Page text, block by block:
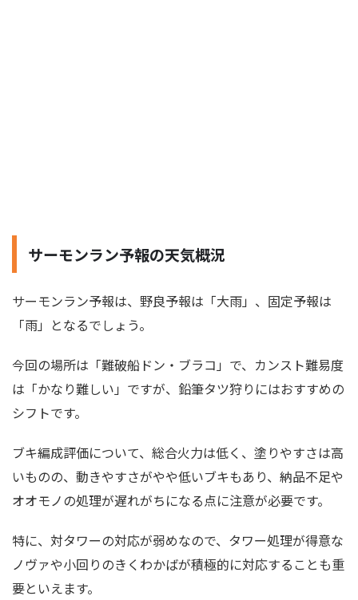
サーモンラン予報の天気概況
サーモンラン予報は、野良予報は「大雨」、固定予報は
「雨」となるでしょう。
今回の場所は「難破船ドン・ブラコ」で、カンスト難易度
は「かなり難しい」ですが、鉛筆タツ狩りにはおすすめの
シフトです。
ブキ編成評価について、総合火力は低く、塗りやすさは高
いものの、動きやすさがやや低いブキもあり、納品不足や
オオモノの処理が遅れがちになる点に注意が必要です。
特に、対タワーの対応が弱めなので、タワー処理が得意な
ノヴァや小回りのきくわかばが積極的に対応することも重
要といえます。